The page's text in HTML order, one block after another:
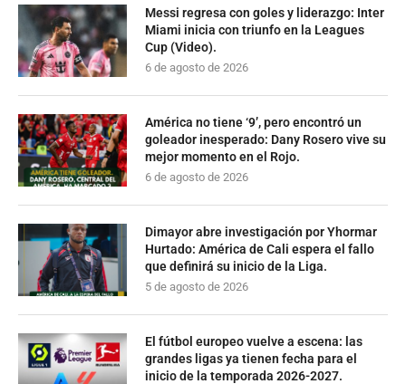
Messi regresa con goles y liderazgo: Inter
Miami inicia con triunfo en la Leagues
Cup (Video).
6 de agosto de 2026
América no tiene ‘9’, pero encontró un
goleador inesperado: Dany Rosero vive su
mejor momento en el Rojo.
6 de agosto de 2026
Dimayor abre investigación por Yhormar
Hurtado: América de Cali espera el fallo
que definirá su inicio de la Liga.
5 de agosto de 2026
El fútbol europeo vuelve a escena: las
grandes ligas ya tienen fecha para el
inicio de la temporada 2026-2027.